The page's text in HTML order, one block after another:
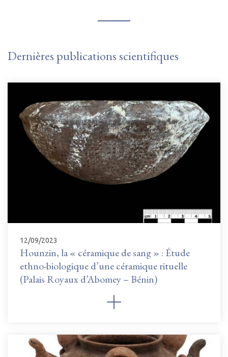
Dernières publications scientifiques
12/09/2023
Hounzin, la « céramique de sang » : Étude
ethno-biologique d’une céramique rituelle
(Palais Royaux d’Abomey – Bénin)